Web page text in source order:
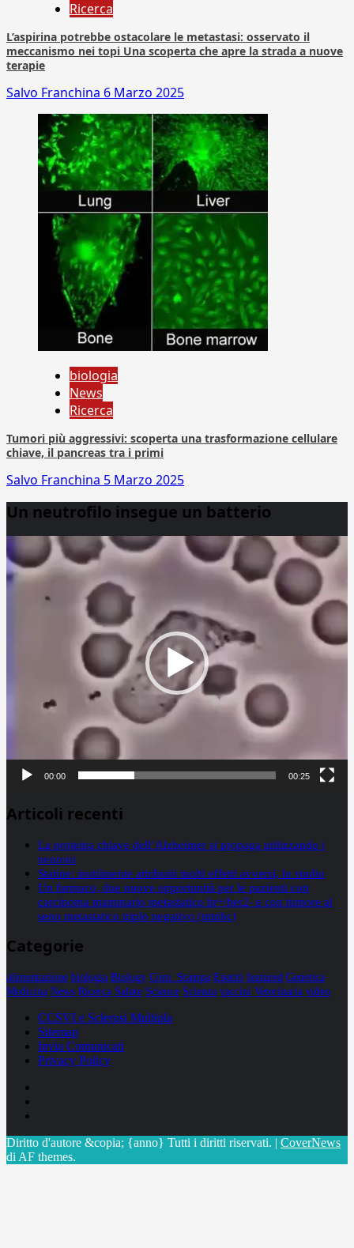
Ricerca
L’aspirina potrebbe ostacolare le metastasi: osservato il
meccanismo nei topi Una scoperta che apre la strada a nuove
terapie
Salvo Franchina 6 Marzo 2025
biologia
News
Ricerca
Tumori più aggressivi: scoperta una trasformazione cellulare
chiave, il pancreas tra i primi
Salvo Franchina 5 Marzo 2025
Un neutrofilo insegue un batterio
Player
00:00 00:25
Articoli recenti
La proteina chiave dell’Alzheimer si propaga utilizzando i
neuroni
Statine: inutilmente attribuiti molti effetti avversi, lo studio
Un farmaco, due nuove opportunità per le pazienti con
carcinoma mammario metastatico hr+/her2- e con tumore al
seno metastatico triplo negativo (mtnbc)
Categorie
alimentazione biologia Biology Com. Stampa Epatiti featured Genetica
Medicina News Ricerca Salute Science Scienza vaccini Veterinaria video
CCSVI e Sclerosi Multipla
Sitemap
Invia Comunicati
Privacy Policy
Diritto d'autore &copia; {anno} Tutti i diritti riservati. | CoverNews
di AF themes.